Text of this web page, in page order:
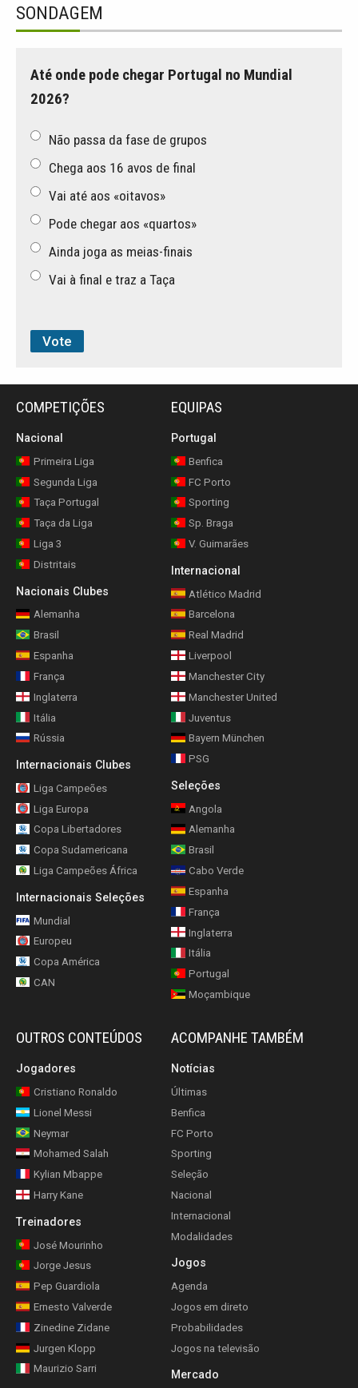
SONDAGEM
Até onde pode chegar Portugal no Mundial
2026?
Não passa da fase de grupos
Chega aos 16 avos de final
Vai até aos «oitavos»
Pode chegar aos «quartos»
Ainda joga as meias-finais
Vai à final e traz a Taça
COMPETIÇÕES
Nacional
Primeira Liga
Segunda Liga
Taça Portugal
Taça da Liga
Liga 3
Distritais
Nacionais Clubes
Alemanha
Brasil
Espanha
França
Inglaterra
Itália
Rússia
Internacionais Clubes
Liga Campeões
Liga Europa
Copa Libertadores
Copa Sudamericana
Liga Campeões África
Internacionais Seleções
Mundial
Europeu
Copa América
CAN
EQUIPAS
Portugal
Benfica
FC Porto
Sporting
Sp. Braga
V. Guimarães
Internacional
Atlético Madrid
Barcelona
Real Madrid
Liverpool
Manchester City
Manchester United
Juventus
Bayern München
PSG
Seleções
Angola
Alemanha
Brasil
Cabo Verde
Espanha
França
Inglaterra
Itália
Portugal
Moçambique
OUTROS CONTEÚDOS
Jogadores
Cristiano Ronaldo
Lionel Messi
Neymar
Mohamed Salah
Kylian Mbappe
Harry Kane
Treinadores
José Mourinho
Jorge Jesus
Pep Guardiola
Ernesto Valverde
Zinedine Zidane
Jurgen Klopp
Maurizio Sarri
ACOMPANHE TAMBÉM
Notícias
Últimas
Benfica
FC Porto
Sporting
Seleção
Nacional
Internacional
Modalidades
Jogos
Agenda
Jogos em direto
Probabilidades
Jogos na televisão
Mercado